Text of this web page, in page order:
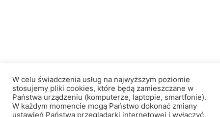
Facebook Instagram
W celu świadczenia usług na najwyższym poziomie
stosujemy pliki cookies, które będą zamieszczane w
Państwa urządzeniu (komputerze, laptopie, smartfonie).
W każdym momencie mogą Państwo dokonać zmiany
ustawień Państwa przeglądarki internetowej i wyłączyć